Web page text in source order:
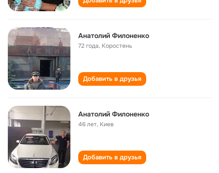
Анатолий Филоненко
72 года, Коростень
Добавить в друзья
Анатолий Филоненко
46 лет, Киев
Добавить в друзья